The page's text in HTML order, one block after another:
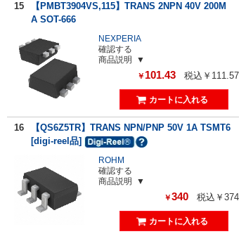
15
【PMBT3904VS,115】TRANS 2NPN 40V 200M
A SOT-666
NEXPERIA
確認する
商品説明
￥ 101.43 税込￥111.57
16
【QS6Z5TR】TRANS NPN/PNP 50V 1A TSMT6
[digi-reel品]
ROHM
確認する
商品説明
￥340 税込￥374